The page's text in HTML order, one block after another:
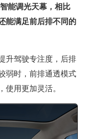
能调光天幕，相比
能满足前后排不同的
升驾驶专注度，后排
弱时，前排通透模式
用更加灵活。